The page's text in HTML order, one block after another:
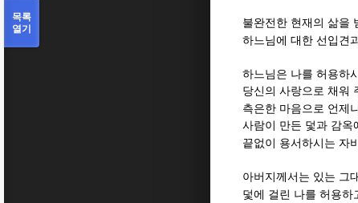
불완전한 현재의 삶을
하느님에 대한 선입견
하느님은 나를 허용하
당신의 사랑으로 채워
측은한 마음으로 언제
사람이 만든 덫과 감옥
끝없이 용서하시는 자
아버지께서는 있는 그
덫에 걸린 나를 허용하
목록
열기